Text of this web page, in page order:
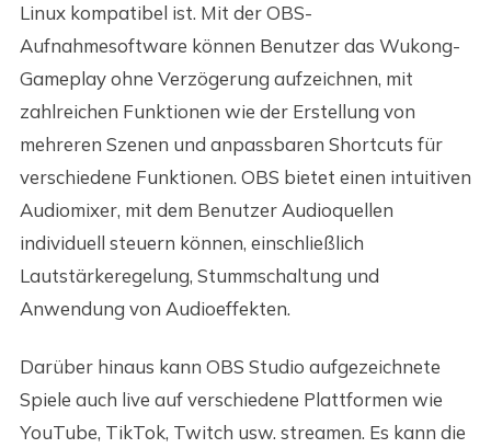
Linux kompatibel ist. Mit der OBS-
Aufnahmesoftware können Benutzer das Wukong-
Gameplay ohne Verzögerung aufzeichnen, mit
zahlreichen Funktionen wie der Erstellung von
mehreren Szenen und anpassbaren Shortcuts für
verschiedene Funktionen. OBS bietet einen intuitiven
Audiomixer, mit dem Benutzer Audioquellen
individuell steuern können, einschließlich
Lautstärkeregelung, Stummschaltung und
Anwendung von Audioeffekten.
Darüber hinaus kann OBS Studio aufgezeichnete
Spiele auch live auf verschiedene Plattformen wie
YouTube, TikTok, Twitch usw. streamen. Es kann die